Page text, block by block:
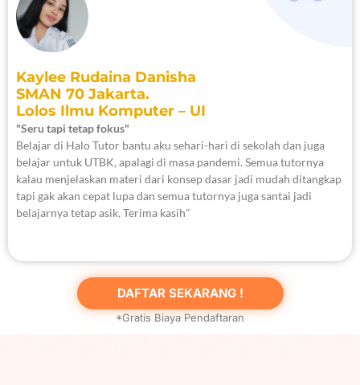
Kaylee Rudaina Danisha
SMAN 70 Jakarta.
Lolos Ilmu Komputer – UI
"Seru tapi tetap fokus"
Belajar di Halo Tutor bantu aku sehari-hari di sekolah dan juga
belajar untuk UTBK, apalagi di masa pandemi. Semua tutornya
kalau menjelaskan materi dari konsep dasar jadi mudah ditangkap
tapi gak akan cepat lupa dan semua tutornya juga santai jadi
belajarnya tetap asik, Terima kasih"
DAFTAR SEKARANG !
*Gratis Biaya Pendaftaran